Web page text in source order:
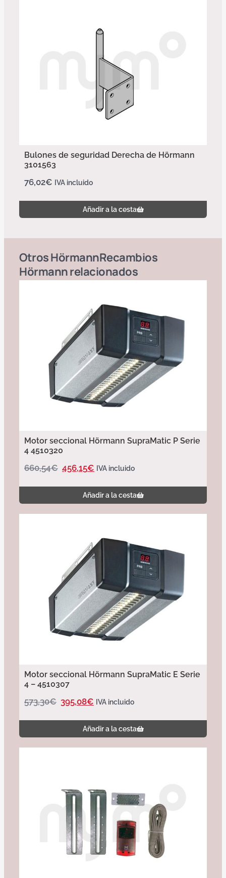
Bulones de seguridad Derecha de Hörmann
3101563
76,02€ IVA incluido
Añadir a la cesta
OtrosHörmannRecambios
Hörmannrelacionados
Motor seccional Hörmann SupraMatic P Serie
4 4510320
660,54€ 456,15€ IVA incluido
Añadir a la cesta
Motor seccional Hörmann SupraMatic E Serie
4 – 4510307
573,30€ 395,08€ IVA incluido
Añadir a la cesta